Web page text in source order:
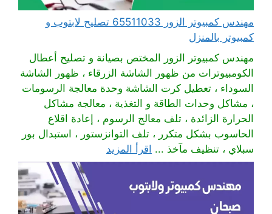
مهندس كمبيوتر الزور 65511033 تصليح لابتوب و
كمبيوتر بالمنزل
مهندس كمبيوتر الزور المختص بصيانة و تصليح أعطال
الكومبيوترات من ظهور الشاشة الزرقاء ، ظهور الشاشة
السوداء ، تعطيل كرت الشاشة وحدة معالجة الرسومات
، مشاكل وحدات الطاقة و التغذية ، معالجة مشاكل
الحرارة الزائدة ، تلف معالج الرسوم ، إعادة اقلاع
الحاسوب بشكل متكرر ، تلف التوانزستور ، استبدال بور
سبلاي ، تنظيف مآخذ ... اقرأ المزيد